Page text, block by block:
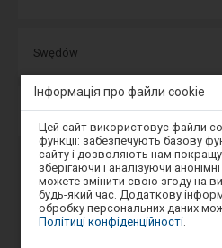
Swędów
Swobodna
Назад 1
Повідомлення (вміст
Інформація про файли cookie
Увага,
ви
перебуваєте
модальному
вікні.
Щоб
закрити
модальне
Цей сайт використовує файли
функції: забезпечують базову
сайту і дозволяють нам
зберігаючи і аналізуючи
можете змінити свою згоду на
будь-який час. Додаткову
обробку персональних даних
Політиці конфіденційності.